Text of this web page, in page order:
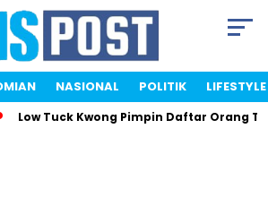
NASIONAL POLITIK LIFESTYLE
Tuck Kwong Pimpin Daftar Orang